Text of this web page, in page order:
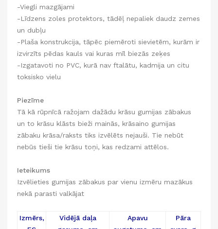
-Viegli mazgājami
-Līdzens zoles protektors, tādēļ nepaliek daudz zemes
un dubļu
-Plaša konstrukcija, tāpēc piemēroti sievietēm, kurām ir
izvirzīts pēdas kauls vai kuras mīl biezās zeķes
-Izgatavoti no PVC, kurā nav ftalātu, kadmija un citu
toksisko vielu
Piezīme
Tā kā rūpnīcā ražojam dažādu krāsu gumijas zābakus
un to krāsu klāsts bieži mainās, krāsaino gumijas
zābaku krāsa/raksts tiks izvēlēts nejauši. Tie nebūt
nebūs tieši tie krāsu toņi, kas redzami attēlos.
Ieteikums
Izvēlieties gumijas zābakus par vienu izmēru mazākus
nekā parasti valkājat
Izmērs,
Vidējā daļa
Apavu
Pāra